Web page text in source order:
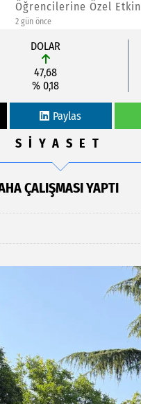
Öğrencilerine Özel
2 gün önce
DOLAR
47,68
% 0,18
Paylas
SİYASET
ÇALIŞMASI YAPTI